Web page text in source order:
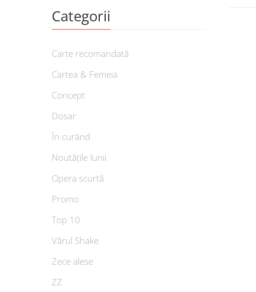
Categorii
Carte recomandată
Cartea & Femeia
Concept
Dosar
În curând
Noutățile lunii
Opera scurtă
Promo
Top 10
Vărul Shake
Zece alese
ZZ